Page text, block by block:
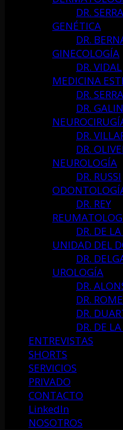
DR.
GENÉTICA
DR.
GINECOLOGÍA
DR. VIDAL
MEDICINA
DR.
DR.
DR.
DR.
NEUROLOGÍA
DR. RUSSI
DR. REY
DR. DE
UNIDAD DEL
DR.
UROLOGÍA
DR.
DR.
DR.
DR. DE
ENTREVISTAS
SHORTS
SERVICIOS
PRIVADO
CONTACTO
LinkedIn
NOSOTROS